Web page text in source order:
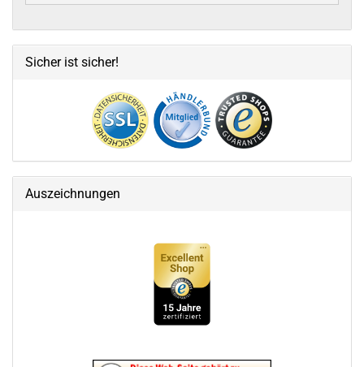
Sicher ist sicher!
Auszeichnungen